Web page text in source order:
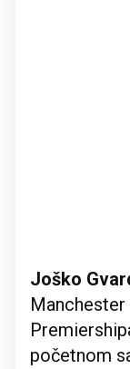
Joško
Manchester
početnom